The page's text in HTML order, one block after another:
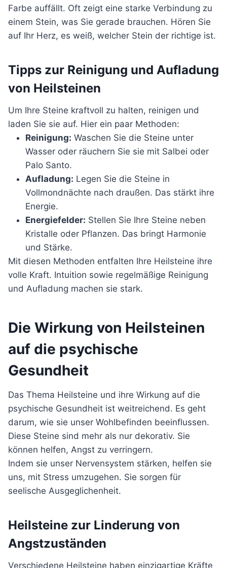
Farbe auffällt. Oft zeigt eine starke Verbindung zu
einem Stein, was Sie gerade brauchen. Hören Sie
auf Ihr Herz, es weiß, welcher Stein der richtige ist.
Tipps zur Reinigung und Aufladung
von Heilsteinen
Um Ihre Steine kraftvoll zu halten, reinigen und
laden Sie sie auf. Hier ein paar Methoden:
Reinigung: Waschen Sie die Steine unter
Wasser oder räuchern Sie sie mit Salbei oder
Palo Santo.
Aufladung: Legen Sie die Steine in
Vollmondnächte nach draußen. Das stärkt ihre
Energie.
Energiefelder: Stellen Sie Ihre Steine neben
Kristalle oder Pflanzen. Das bringt Harmonie
und Stärke.
Mit diesen Methoden entfalten Ihre Heilsteine ihre
volle Kraft. Intuition sowie regelmäßige Reinigung
und Aufladung machen sie stark.
Die Wirkung von Heilsteinen
auf die psychische
Gesundheit
Das Thema Heilsteine und ihre Wirkung auf die
psychische Gesundheit ist weitreichend. Es geht
darum, wie sie unser Wohlbefinden beeinflussen.
Diese Steine sind mehr als nur dekorativ. Sie
können helfen, Angst zu verringern.
Indem sie unser Nervensystem stärken, helfen sie
uns, mit Stress umzugehen. Sie sorgen für
seelische Ausgeglichenheit.
Heilsteine zur Linderung von
Angstzuständen
Verschiedene Heilsteine haben einzigartige Kräfte